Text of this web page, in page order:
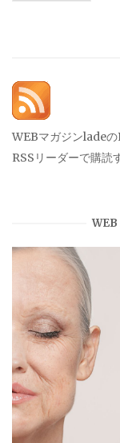
WEBマガジンladeの
RSSリーダーで購読
WEB